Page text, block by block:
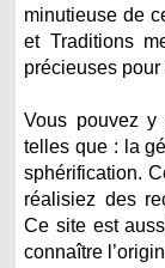
minutieuse de
et Traditions
précieuses
Vous pouvez y
telles que : la
sphérification.
réalisiez des
Ce site est
connaître